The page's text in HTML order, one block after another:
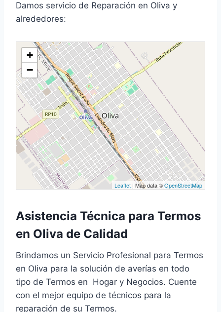
Damos servicio de Reparación en Oliva y
alrededores:
+
−
Leaflet | Map data ©OpenStreetMap
Asistencia Técnica para Termos
en Oliva de Calidad
Brindamos un Servicio Profesional para Termos
en Oliva para la solución de averías en todo
tipo de Termos en Hogar y Negocios. Cuente
con el mejor equipo de técnicos para la
reparación de su Termos.